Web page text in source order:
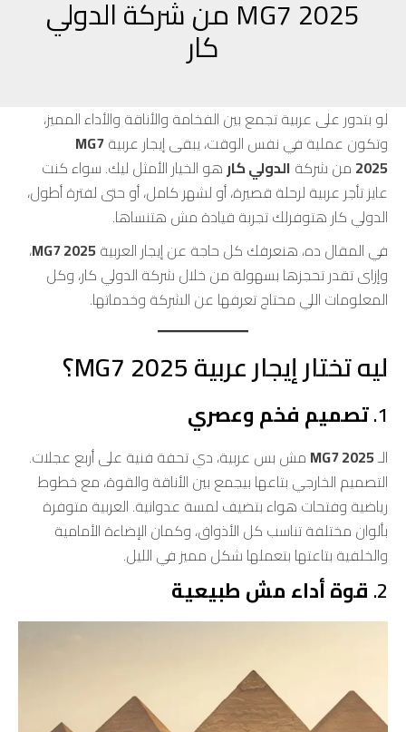
MG7 2025 من شركة الدولي
كار
لو بتدور على عربية تجمع بين الفخامة والأناقة والأداء المميز،
وتكون عملية في نفس الوقت، يبقى إيجار عربيةMG7
2025 من شركة الدولي كارهو الخيار الأمثل ليك. سواء كنت
عايز تأجر عربية لرحلة قصيرة، أو لشهر كامل، أو حتى لفترة أطول،
الدولي كار هتوفرلك تجربة قيادة مش هتنساها.
في المقال ده، هنعرفك كل حاجة عن إيجار العربيةMG7 2025،
وإزاى تقدر تحجزها بسهولة من خلال شركة الدولي كار، وكل
المعلومات اللي محتاج تعرفها عن الشركة وخدماتها.
ليه تختار إيجار عربية MG7 2025؟
1. تصميم فخم وعصري
الـMG7 2025 مش بس عربية، دي تحفة فنية على أربع عجلات.
التصميم الخارجي بتاعها بيجمع بين الأناقة والقوة، مع خطوط
رياضية وفتحات هواء بتضيف لمسة عدوانية. العربية متوفرة
بألوان مختلفة تناسب كل الأذواق، وكمان الإضاءة الأمامية
والخلفية بتاعتها بتعملها شكل مميز في الليل.
2. قوة أداء مش طبيعية